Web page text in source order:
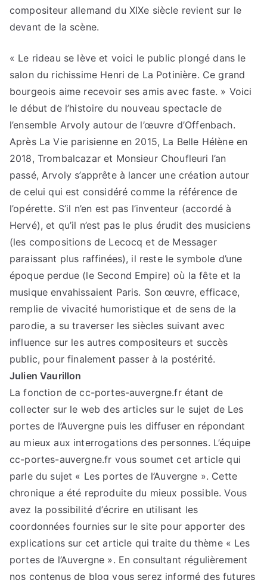
compositeur allemand du XIXe siècle revient sur le
devant de la scène.
« Le rideau se lève et voici le public plongé dans le
salon du richissime Henri de La Potinière. Ce grand
bourgeois aime recevoir ses amis avec faste. » Voici
le début de l’histoire du nouveau spectacle de
l’ensemble Arvoly autour de l’œuvre d’Offenbach.
Après La Vie parisienne en 2015, La Belle Hélène en
2018, Trombalcazar et Monsieur Choufleuri l’an
passé, Arvoly s’apprête à lancer une création autour
de celui qui est considéré comme la référence de
l’opérette. S’il n’en est pas l’inventeur (accordé à
Hervé), et qu’il n’est pas le plus érudit des musiciens
(les compositions de Lecocq et de Messager
paraissant plus raffinées), il reste le symbole d’une
époque perdue (le Second Empire) où la fête et la
musique envahissaient Paris. Son œuvre, efficace,
remplie de vivacité humoristique et de sens de la
parodie, a su traverser les siècles suivant avec
influence sur les autres compositeurs et succès
public, pour finalement passer à la postérité.
Julien Vaurillon
La fonction de cc-portes-auvergne.fr étant de
collecter sur le web des articles sur le sujet de Les
portes de l’Auvergne puis les diffuser en répondant
au mieux aux interrogations des personnes. L’équipe
cc-portes-auvergne.fr vous soumet cet article qui
parle du sujet « Les portes de l’Auvergne ». Cette
chronique a été reproduite du mieux possible. Vous
avez la possibilité d’écrire en utilisant les
coordonnées fournies sur le site pour apporter des
explications sur cet article qui traite du thème « Les
portes de l’Auvergne ». En consultant régulièrement
nos contenus de blog vous serez informé des futures